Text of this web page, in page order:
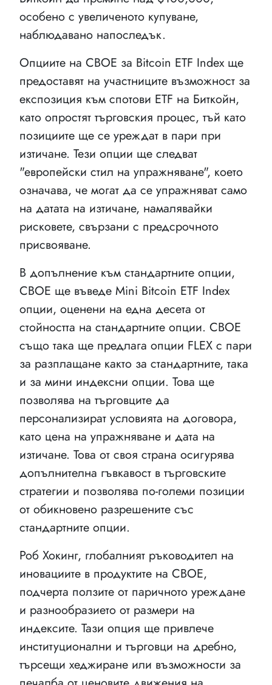
особено с увеличеното купуване,
наблюдавано напоследък.
Опциите на CBOE за Bitcoin ETF Index ще
предоставят на участниците възможност за
експозиция към спотови ETF на Биткойн,
като опростят търговския процес, тъй като
позициите ще се уреждат в пари при
изтичане. Тези опции ще следват
"европейски стил на упражняване", което
означава, че могат да се упражняват само
на датата на изтичане, намалявайки
рисковете, свързани с предсрочното
присвояване.
В допълнение към стандартните опции,
CBOE ще въведе Mini Bitcoin ETF Index
опции, оценени на една десета от
стойността на стандартните опции. CBOE
също така ще предлага опции FLEX с пари
за разплащане както за стандартните, така
и за мини индексни опции. Това ще
позволява на търговците да
персонализират условията на договора,
като цена на упражняване и дата на
изтичане. Това от своя страна осигурява
допълнителна гъвкавост в търговските
стратегии и позволява по-големи позиции
от обикновено разрешените със
стандартните опции.
Роб Хокинг, глобалният ръководител на
иновациите в продуктите на CBOE,
подчерта ползите от паричното уреждане
и разнообразието от размери на
индексите. Тази опция ще привлече
институционални и търговци на дребно,
търсещи хеджиране или възможности за